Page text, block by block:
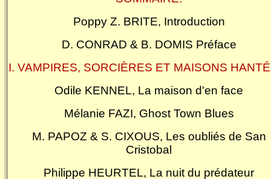
Poppy Z. BRITE, Introduction
D. CONRAD & B. DOMIS Préface
I. VAMPIRES, SORCIÈRES ET MAISONS
Odile KENNEL, La maison d'en face
Mélanie FAZI, Ghost Town Blues
M. PAPOZ & S. CIXOUS, Les oubliés de San
Cristobal
Philippe HEURTEL, La nuit du prédateur